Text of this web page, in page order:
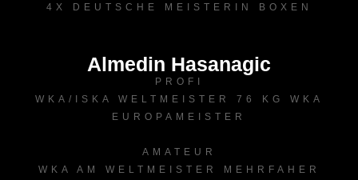
4X DEUTSCHE MEISTERIN BOXEN
Almedin Hasanagic
PROFI
WKA/ISKA WELTMEISTER 76 KG WKA
EUROPAMEISTER
AMATEUR
WKA AM WELTMEISTER MEHRFAHER